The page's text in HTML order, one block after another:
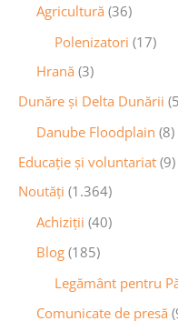
Agricultură (36)
Polenizatori (17)
Hrană (3)
Dunăre și Delta Dunării
Danube Floodplain (8)
Educaţie și voluntariat (9)
Noutăţi (1.364)
Achiziţii (40)
Blog (185)
Legământ pentru
Comunicate de presă